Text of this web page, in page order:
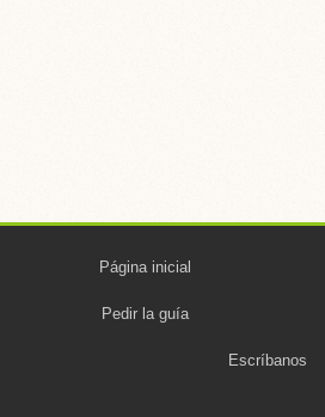
Página inicial
Pedir la guía
Escríbanos